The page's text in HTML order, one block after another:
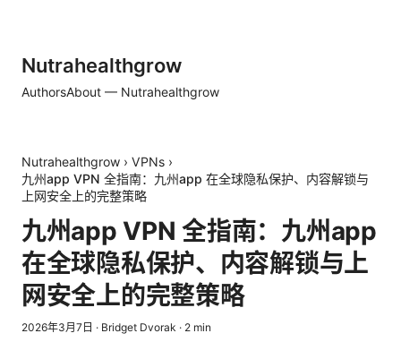
Nutrahealthgrow
AuthorsAbout — Nutrahealthgrow
Nutrahealthgrow › VPNs ›
九州app VPN 全指南：九州app 在全球隐私保护、内容解锁与
上网安全上的完整策略
九州app VPN 全指南：九州app
在全球隐私保护、内容解锁与上
网安全上的完整策略
2026年3月7日 · Bridget Dvorak · 2 min